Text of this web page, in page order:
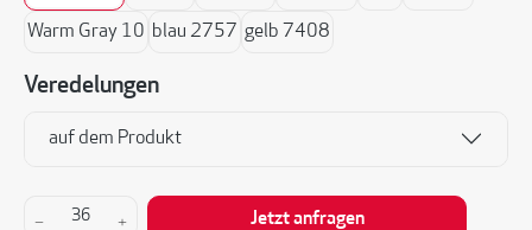
Warm Gray 10 blau 2757 gelb 7408
Veredelungen
auf dem Produkt
Produkt Anzahl: Gib den gewünschten Wert
Jetzt anfragen